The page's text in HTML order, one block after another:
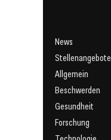
News
Stellenangebote
Allgemein
Beschwerden
Gesundheit
Forschung